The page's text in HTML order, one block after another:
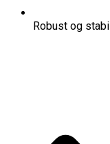
Robust og stabil